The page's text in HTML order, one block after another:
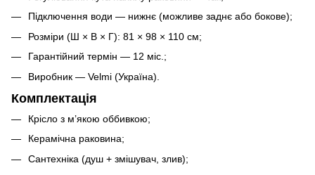
Підключення води — нижнє (можливе заднє або бокове);
Розміри (Ш × В × Г): 81 × 98 × 110 см;
Гарантійний термін — 12 міс.;
Виробник — Velmi (Україна).
Комплектація
Крісло з м’якою оббивкою;
Керамічна раковина;
Сантехніка (душ + змішувач, злив);